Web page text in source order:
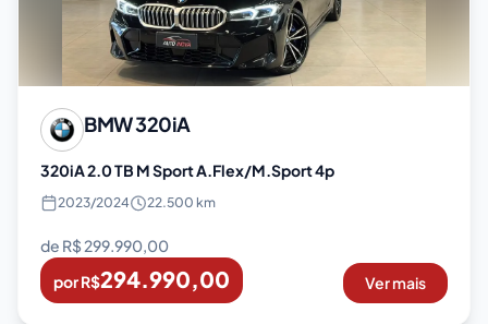
BMW320iA
320iA 2.0 TB M Sport A.Flex/M.Sport 4p
2023/2024 22.500 km
de R$299.990,00
por R$294.990,00 Ver mais